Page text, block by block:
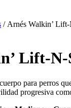
/ Arnés Walkin’
Lift-N-
para perros
progresiva